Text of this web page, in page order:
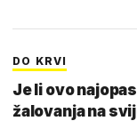
DO KRVI
Je li ovo
žalovanja na